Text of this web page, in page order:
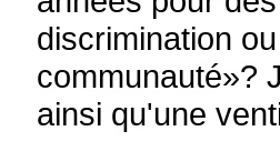
discrimination
communauté»?
ainsi qu'une